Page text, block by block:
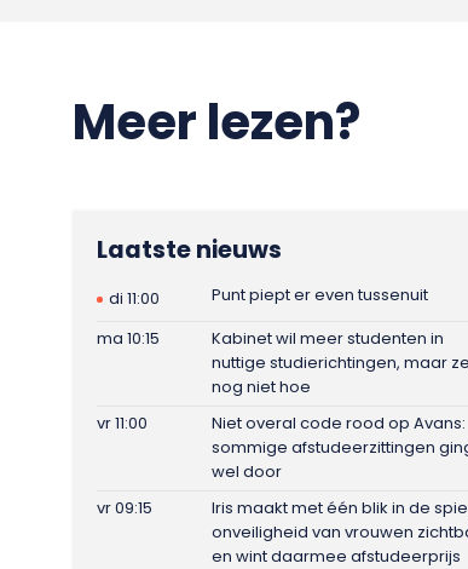
Meer lezen?
Laatste nieuws
di 11:00
Punt piept er even tussenuit
ma 10:15
Kabinet wil meer studenten in
nuttige studierichtingen, maar
nog niet hoe
vr 11:00
Niet overal code rood op Avans:
sommige afstudeerzittingen
wel door
vr 09:15
Iris maakt met één blik in de
onveiligheid van vrouwen
en wint daarmee afstudeerprijs